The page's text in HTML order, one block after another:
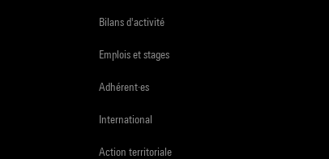
Bilans d'activité
Emplois et stages
Adhérent·es
International
Action territoriale